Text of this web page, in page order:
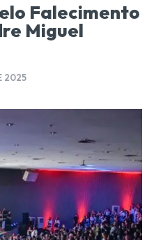
Falecimento
Miguel
2025